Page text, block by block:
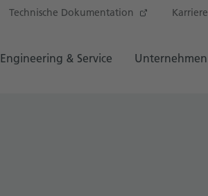
Technische Dokumentation Karriere
Engineering & Service Unternehmen